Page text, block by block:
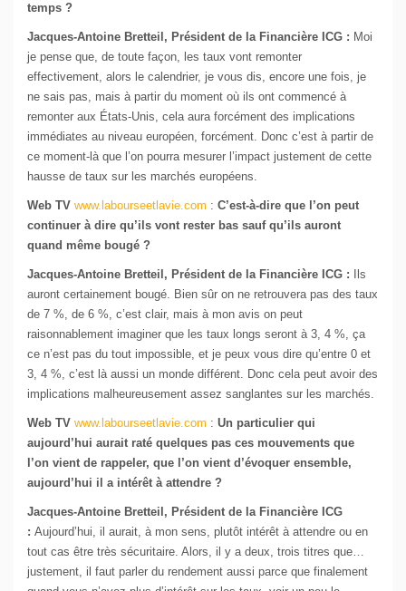
temps ?
Jacques-Antoine Bretteil, Président de la Financière ICG : Moi
je pense que, de toute façon, les taux vont remonter
effectivement, alors le calendrier, je vous dis, encore une fois, je
ne sais pas, mais à partir du moment où ils ont commencé à
remonter aux États-Unis, cela aura forcément des implications
immédiates au niveau européen, forcément. Donc c’est à partir de
ce moment-là que l’on pourra mesurer l’impact justement de cette
hausse de taux sur les marchés européens.
Web TV www.labourseetlavie.com : C’est-à-dire que l’on peut
continuer à dire qu’ils vont rester bas sauf qu’ils auront
quand même bougé ?
Jacques-Antoine Bretteil, Président de la Financière ICG :
Ils
auront certainement bougé. Bien sûr on ne retrouvera pas des taux
de 7 %, de 6 %, c’est clair, mais à mon avis on peut
raisonnablement imaginer que les taux longs seront à 3, 4 %, ça
ce n’est pas du tout impossible, et je peux vous dire qu’entre 0 et
3, 4 %, c’est là aussi un monde différent. Donc cela peut avoir des
implications malheureusement assez sanglantes sur les marchés.
Web TV www.labourseetlavie.com : Un particulier qui
aujourd’hui aurait raté quelques pas ces mouvements que
l’on vient de rappeler, que l’on vient d’évoquer ensemble,
aujourd’hui il a intérêt à attendre ?
Jacques-Antoine Bretteil, Président de la Financière ICG
: Aujourd’hui, il aurait, à mon sens, plutôt intérêt à attendre ou en
tout cas être très sécuritaire. Alors, il y a deux, trois titres que…
justement, il faut parler du rendement aussi parce que finalement